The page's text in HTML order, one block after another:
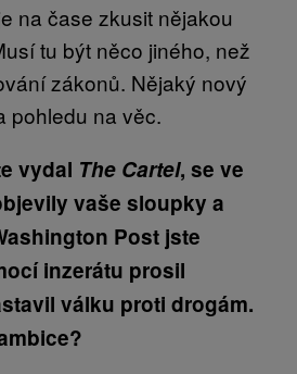
na čase zkusit nějakou
tu být něco jiného, než
zákonů. Nějaký nový
pohledu na věc.
vydal The Cartel, se ve
vaše sloupky a
Post jste
inzerátu prosil
válku proti drogám.